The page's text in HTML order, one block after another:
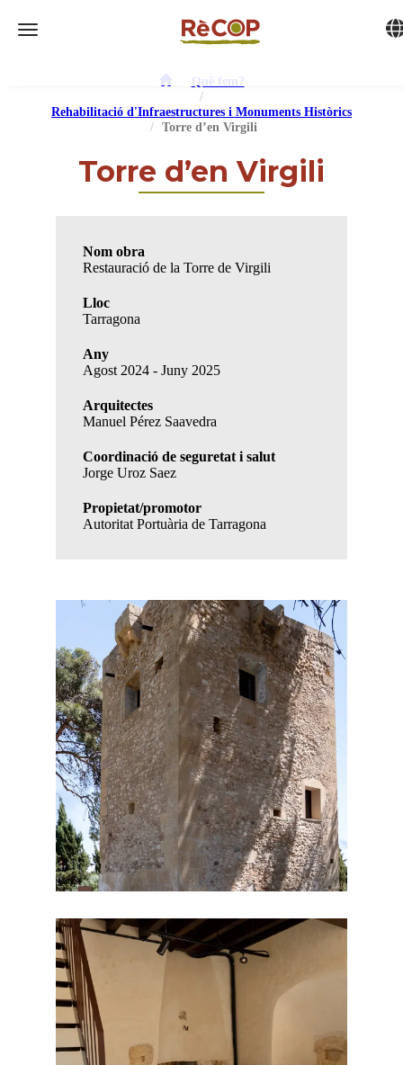
Toggle navigation
Què fem?
Rehabilitació d'Infraestructures i Monuments Històrics
Torre d’en Virgili
Torre d’en Virgili
Nom obra
Restauració de la Torre de Virgili
Lloc
Tarragona
Any
Agost 2024 - Juny 2025
Arquitectes
Manuel Pérez Saavedra
Coordinació de seguretat i salut
Jorge Uroz Saez
Propietat/promotor
Autoritat Portuària de Tarragona